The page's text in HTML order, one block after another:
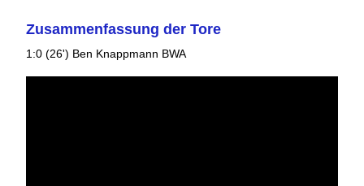
Zusammenfassung der Tore
1:0 (26') Ben Knappmann BWA